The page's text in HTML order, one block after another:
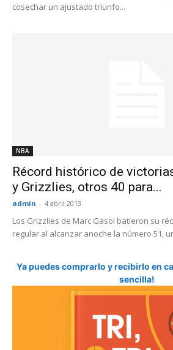
cosechar un ajustado triunfo...
NBA
Récord histórico de
y Grizzlies, otros 40 para...
admin - 4 abril 2013
Los Grizzlies de Marc Gasol batieron su
regular al alcanzar anoche la número 51,
Ya puedes comprarlo y recibirlo en
sencilla!